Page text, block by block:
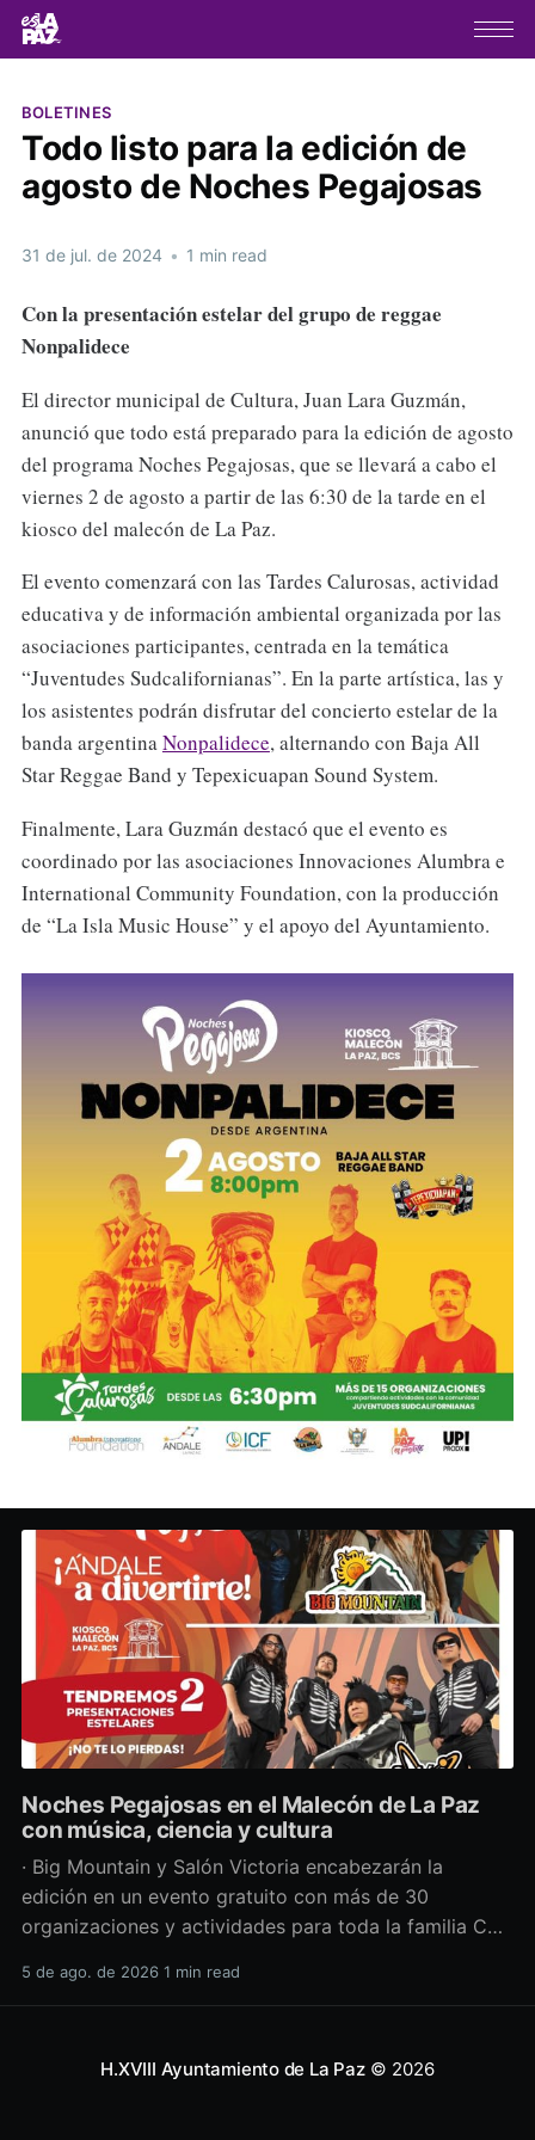
BOLETINES
Todo listo para la edición de
agosto de Noches Pegajosas
31 de jul. de 2024 • 1 min read
Con la presentación estelar del grupo de reggae
Nonpalidece
El director municipal de Cultura, Juan Lara Guzmán,
anunció que todo está preparado para la edición de agosto
del programa Noches Pegajosas, que se llevará a cabo el
viernes 2 de agosto a partir de las 6:30 de la tarde en el
kiosco del malecón de La Paz.
El evento comenzará con las Tardes Calurosas, actividad
educativa y de información ambiental organizada por las
asociaciones participantes, centrada en la temática
“Juventudes Sudcalifornianas”. En la parte artística, las y
los asistentes podrán disfrutar del concierto estelar de la
banda argentinaNonpalidece, alternando con Baja All
Star Reggae Band y Tepexicuapan Sound System.
Finalmente, Lara Guzmán destacó que el evento es
coordinado por las asociaciones Innovaciones Alumbra e
International Community Foundation, con la producción
de “La Isla Music House” y el apoyo del Ayuntamiento.
Noches Pegajosas en el Malecón de La Paz
con música, ciencia y cultura
· Big Mountain y Salón Victoria encabezarán la
edición en un evento gratuito con más de 30
organizaciones y actividades para toda la familia Con
divulgación científica y actividades culturales
5 de ago. de 2026 1 min read
H.XVIII Ayuntamiento de La Paz© 2026